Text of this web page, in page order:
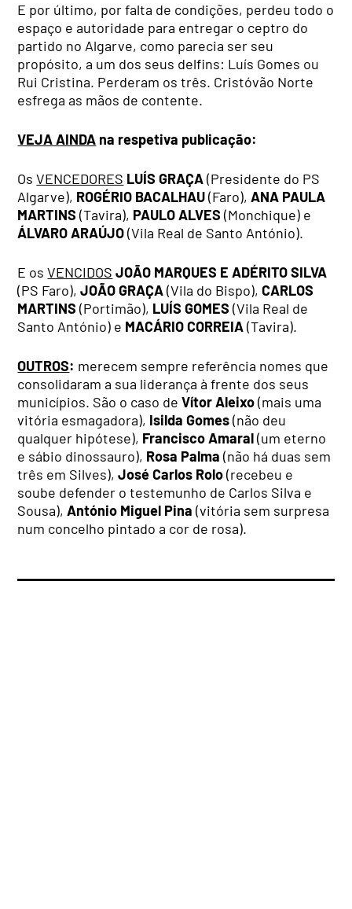
E por último, por falta de condições, perdeu todo o
espaço e autoridade para entregar o ceptro do
partido no Algarve, como parecia ser seu
propósito, a um dos seus delfins: Luís Gomes ou
Rui Cristina. Perderam os três. Cristóvão Norte
esfrega as mãos de contente.
VEJA AINDA na respetiva publicação:
OsVENCEDORES LUÍS GRAÇA(Presidente do PS
Algarve), ROGÉRIO BACALHAU(Faro),ANA PAULA
MARTINS (Tavira), PAULO ALVES (Monchique) e
ÁLVARO ARAÚJO(Vila Real de Santo António).
E osVENCIDOS JOÃO MARQUES E ADÉRITO SILVA
(PS Faro),JOÃO GRAÇA(Vila do Bispo),CARLOS
MARTINS (Portimão), LUÍS GOMES (Vila Real de
Santo António) e MACÁRIO CORREIA(Tavira).
OUTROS: merecem sempre referência nomes que
consolidaram a sua liderança à frente dos seus
municípios. São o caso deVítor Aleixo(mais uma
vitória esmagadora), Isilda Gomes(não deu
qualquer hipótese), Francisco Amaral(um eterno
e sábio dinossauro), Rosa Palma (não há duas sem
três em Silves),José Carlos Rolo(recebeu e
soube defender o testemunho de Carlos Silva e
Sousa),António Miguel Pina (vitória sem surpresa
num concelho pintado a cor de rosa).